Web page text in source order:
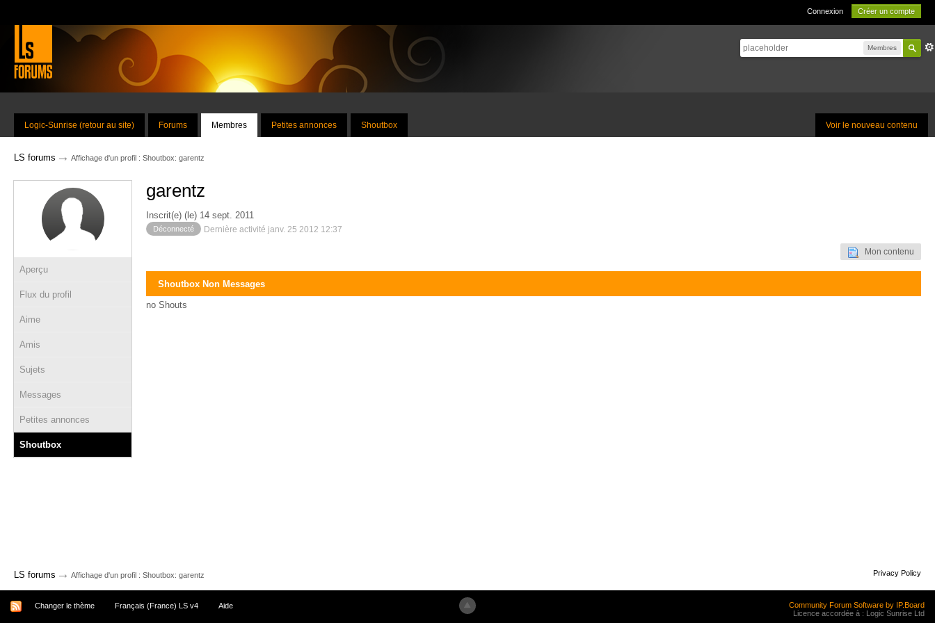
Connexion Créer un compte
Membres
Voir le nouveau contenu
Logic-Sunrise (retour au site) Forums Membres Petites annonces Shoutbox
LS forums → Affichage d'un profil : Shoutbox: garentz
Aperçu
Flux du profil
Aime
Amis
Sujets
Messages
Petites annonces
Shoutbox
garentz
Inscrit(e) (le) 14 sept. 2011
Déconnecté Dernière activité janv. 25 2012 12:37
Mon contenu
Shoutbox Non Messages
no Shouts
LS forums → Affichage d'un profil : Shoutbox: garentz Privacy Policy
Changer le thème Français (France) LS v4 Aide
Community Forum Software by IP.Board
Licence accordée à : Logic Sunrise Ltd